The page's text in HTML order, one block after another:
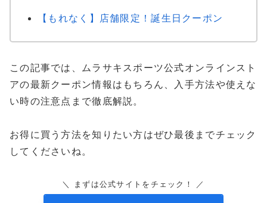
【もれなく】店舗限定！誕生日クーポン
この記事では、ムラサキスポーツ公式オンラインスト
アの最新クーポン情報はもちろん、入手方法や使えな
い時の注意点まで徹底解説。
お得に買う方法を知りたい方はぜひ最後までチェック
してくださいね。
＼ まずは公式サイトをチェック！ ／